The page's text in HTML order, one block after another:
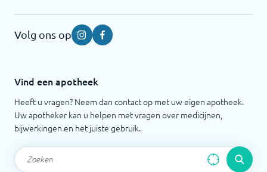
Volg ons op InstagramFacebook
Vind een apotheek
Heeft u vragen? Neem dan contact op met uw eigen apotheek.
Uw apotheker kan u helpen met vragen over medicijnen,
bijwerkingen en het juiste gebruik.